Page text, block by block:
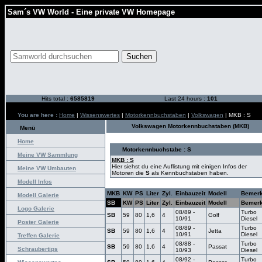
Sam´s VW World - Eine private VW Homepage
Hits total : 6585819 Last 24 hours : 101
You are here : Home | Wissenswertes | Motorkennbuchstaben | Volkswagen | MKB : S
Menü
Home
Meine VW Sammlung
Meine VW Umbauten
Modell Infos
Modell Galerie
Logo Galerie
Poster Galerie
Treffen Galerie
Schraubertips
Volkswagen Motorkennbuchstaben (MKB)
Motorkennbuchstabe : S
MKB : S
Hier siehst du eine Auflistung mit einigen Infos der
Motoren die Sals Kennbuchstaben haben.
MKB KW PS Liter Zyl. Einbauzeit Modell
SB
KW PS Liter Zyl. Einbauzeit Modell
SB
59 80 1,6 4
08/89 -
10/91
Golf
Turbo
Diesel
SB
59 80 1,6 4
08/89 -
10/91
Jetta
Turbo
Diesel
SB
59 80 1,6 4
08/88 -
10/93
Passat
Turbo
Diesel
08/92 -
Turbo